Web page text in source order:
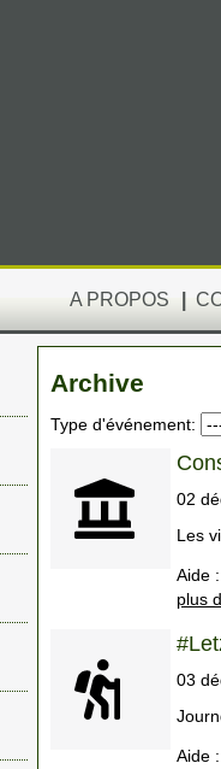
A PROPOS
Archive
Type d'événement:
02
Les
Aide :
plus
03
Aide :